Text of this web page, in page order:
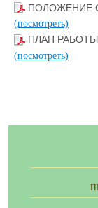
ПОЛОЖЕНИЕ
(посмотреть)
ПЛАН
(посмотреть)